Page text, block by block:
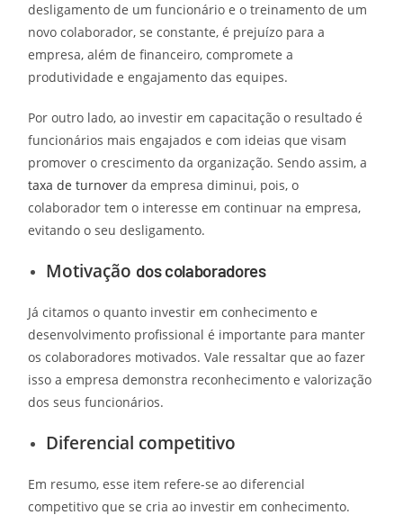
desligamento de um funcionário e o treinamento de um
novo colaborador, se constante, é prejuízo para a
empresa, além de financeiro, compromete a
produtividade e engajamento das equipes.
Por outro lado, ao investir em capacitação o resultado é
funcionários mais engajados e com ideias que visam
promover o crescimento da organização. Sendo assim, a
taxa de turnover da empresa diminui, pois, o
colaborador tem o interesse em continuar na empresa,
evitando o seu desligamento.
Motivação dos colaboradores
Já citamos o quanto investir em conhecimento e
desenvolvimento profissional é importante para manter
os colaboradores motivados. Vale ressaltar que ao fazer
isso a empresa demonstra reconhecimento e valorização
dos seus funcionários.
Diferencial competitivo
Em resumo, esse item refere-se ao diferencial
competitivo que se cria ao investir em conhecimento.